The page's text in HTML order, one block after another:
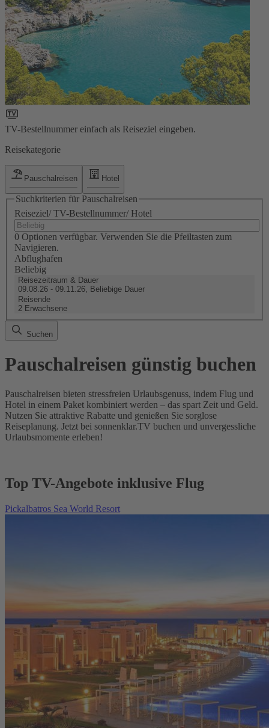
TV-Bestellnummer einfach als Reiseziel eingeben.
Reisekategorie
Pauschalreisen Hotel
Suchkriterien für Pauschalreisen
Reiseziel/ TV-Bestellnummer/ Hotel
0 Optionen verfügbar. Verwenden Sie die Pfeiltasten zum
Navigieren.
Abflughafen
Beliebig
Reisezeitraum & Dauer
09.08.26 - 09.11.26, Beliebige Dauer
Reisende
2 Erwachsene
Suchen
Pauschalreisen günstig buchen
Pauschalreisen bieten stressfreien Urlaubsgenuss, indem Flug und
Hotel in einem Paket kombiniert werden – das spart Zeit und Geld.
Nutzen Sie attraktive Rabatte und genießen Sie sorglose
Reiseplanung. Jetzt bei sonnenklar.TV buchen und unvergessliche
Urlaubsmomente erleben!
Top TV-Angebote inklusive Flug
Pickalbatros Sea World Resort